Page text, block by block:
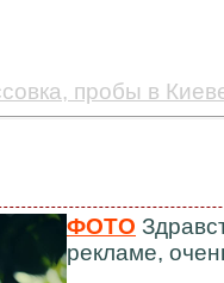
пробы в
ФОТО
рекламе,